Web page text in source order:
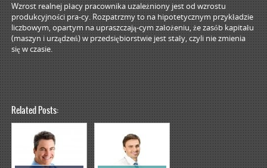
Wzrost realnej płacy pracownika uzależniony jest od wzrostu
produkcyjności pra-cy. Rozpatrzmy to na hipotetycznym przykładzie
liczbowym, opartym na upraszczają-cym założeniu, że zasób kapitału
(maszyn i urządzeń) w przedsiębiorstwie jest stały, czyli nie zmienia
się w czasie.
Related Posts: